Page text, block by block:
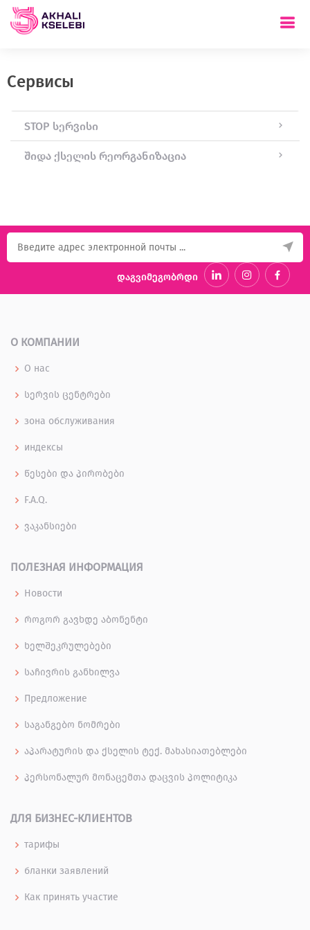
Сервисы
STOP სერვისი
შიდა ქსელის რეორგანიზაცია
დაგვიმეგობრდი
О КОМПАНИИ
О нас
სერვის ცენტრები
зона обслуживания
индексы
წესები და პირობები
F.A.Q.
ვაკანსიები
ПОЛЕЗНАЯ ИНФОРМАЦИЯ
Новости
როგორ გავხდე აბონენტი
ხელშეკრულებები
საჩივრის განხილვა
Предложение
საგანგებო ნომრები
აპარატურის და ქსელის ტექ. მახასიათებლები
პერსონალურ მონაცემთა დაცვის პოლიტიკა
ДЛЯ БИЗНЕС-КЛИЕНТОВ
тарифы
бланки заявлений
Как принять участие